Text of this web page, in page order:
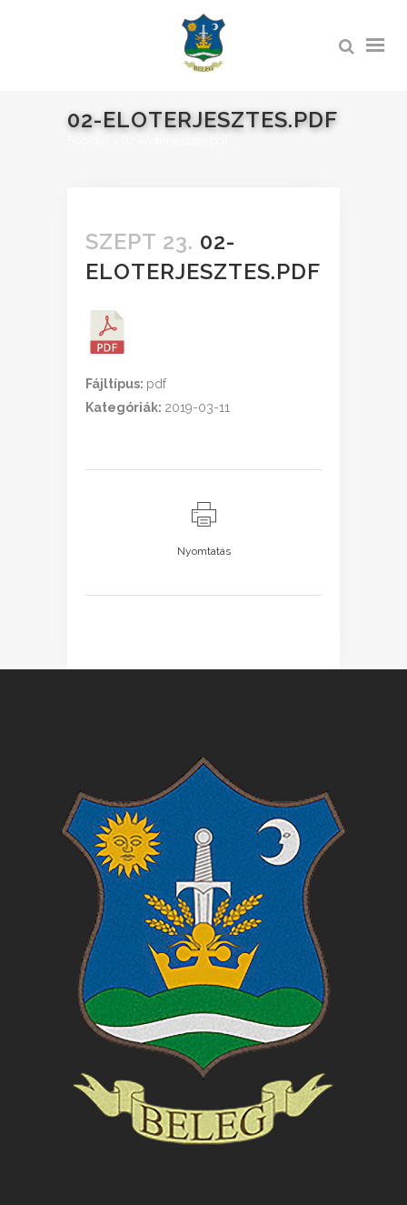
02-ELOTERJESZTES.PDF
SZEPT 23. 02-
ELOTERJESZTES.PDF
Fájltípus: pdf
Kategóriák: 2019-03-11
Nyomtatás